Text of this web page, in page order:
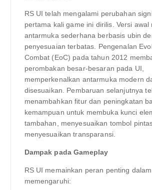
RS UI telah mengalami perubahan
pertama kali game ini dirilis. Versi awal
antarmuka sederhana berbasis ubin
penyesuaian terbatas. Pengenalan
Combat (EoC) pada tahun 2012
perombakan besar-besaran pada UI,
memperkenalkan antarmuka modern
disesuaikan. Pembaruan selanjutnya
menambahkan fitur dan peningkatan
kemampuan untuk membuka kunci
tambahan, menyesuaikan tombol
menyesuaikan transparansi.
Dampak pada Gameplay
RS UI memainkan peran penting
memengaruhi: